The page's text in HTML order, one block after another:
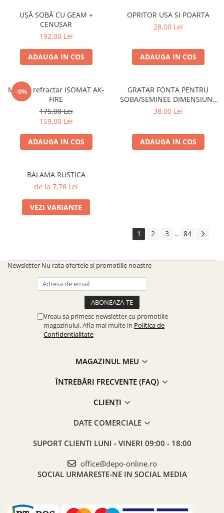
UȘĂ SOBĂ CU GEAM +
CENUȘAR
192,00 Lei
ADAUGA IN COS
OPRITOR USA SI POARTA
28,00 Lei
ADAUGA IN COS
-9%
Mortar refractar ISOMAT AK-
FIRE
175,00 Lei
159,00 Lei
ADAUGA IN COS
GRATAR FONTA PENTRU
SOBA/SEMINEE DIMENSIUNE
250x170 mm
38,00 Lei
ADAUGA IN COS
BALAMA RUSTICA
de la 7,76 Lei
VEZI VARIANTE
1 2 3 ... 84
Newsletter Nu rata ofertele si promotiile noastre
Vreau sa primesc newsletter cu promotiile
magazinului. Afla mai multe in Politica de
Confidentialitate
MAGAZINUL MEU
ÎNTREBĂRI FRECVENTE (FAQ)
CLIENȚI
DATE COMERCIALE
SUPORT CLIENTI LUNI - VINERI 09:00 - 18:00
office@depo-online.ro
SOCIAL URMARESTE-NE IN SOCIAL MEDIA